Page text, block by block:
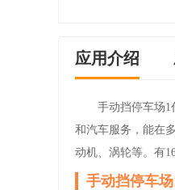
应用介绍
手动挡停车场1
和汽车服务，能在
动机、涡轮等。有
手动挡停车